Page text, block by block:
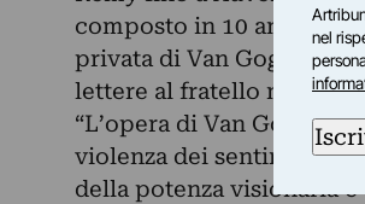
composto in 10 anni, tra
privata di Van Gogh,
lettere al fratello minore
“L’opera di Van Gogh -
violenza dei sentimenti e
della potenza visionaria e
nel